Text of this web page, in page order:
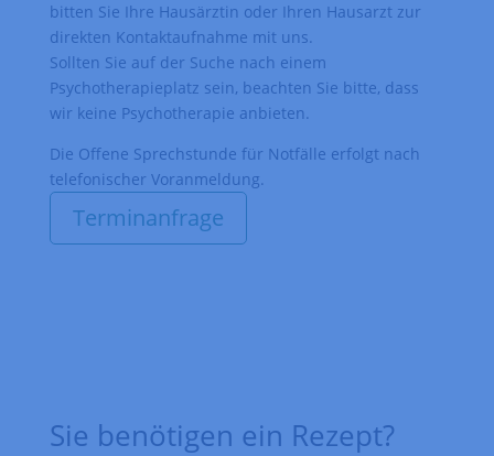
bitten Sie Ihre Hausärztin oder Ihren Hausarzt zur
direkten Kontaktaufnahme mit uns.
Sollten Sie auf der Suche nach einem
Psychotherapieplatz sein, beachten Sie bitte, dass
wir keine Psychotherapie anbieten.
Die Offene Sprechstunde für Notfälle erfolgt nach
telefonischer Voranmeldung.
Terminanfrage
Sie benötigen ein Rezept?